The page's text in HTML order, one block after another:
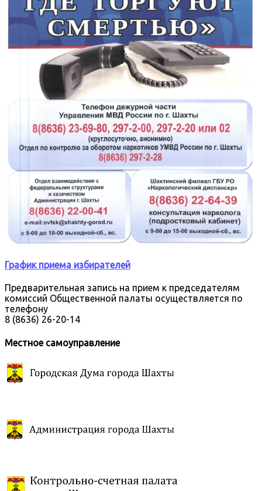
График приема избирателей
Предварительная запись на прием к председателям
комиссий Общественной палаты осуществляется по
телефону
8 (8636) 26-20-14
Местное самоуправление